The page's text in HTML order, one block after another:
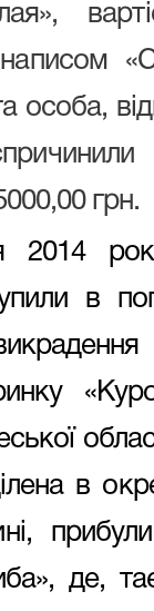
особа,
грн.
2014
в
в
де,